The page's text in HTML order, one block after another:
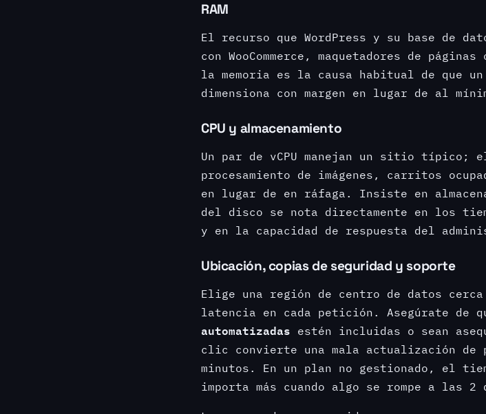
RAM
El recurso que WordPress y su base de
con WooCommerce, maquetadores de
la memoria es la causa habitual de que
dimensiona con margen en lugar de al
CPU y almacenamiento
Un par de vCPU manejan un sitio típico;
procesamiento de imágenes, carritos
en lugar de en ráfaga. Insiste en
del disco se nota directamente en los
y en la capacidad de respuesta del
Ubicación, copias de seguridad y soporte
Elige una región de centro de datos
latencia en cada petición. Asegúrate de
automatizadas estén incluidas o sean
clic convierte una mala actualización de
minutos. En un plan no gestionado, el
importa más cuando algo se rompe a las 2